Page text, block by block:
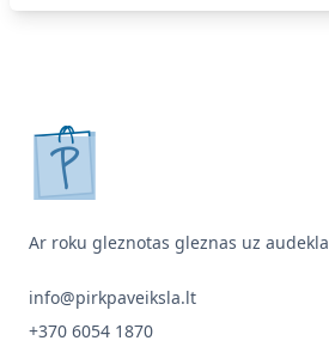
pirkpaveiksla.lt
Ar roku gleznotas gleznas uz audekla
info@pirkpaveiksla.lt
+370 6054 1870